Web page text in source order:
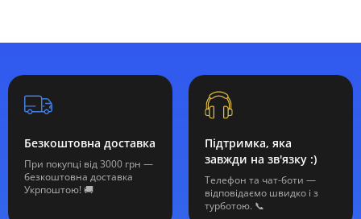
Безкоштовна доставка
При покупці від 3000 грн —
безкоштовна доставка
Укрпоштою! 🚚
Підтримка, яка
завжди на зв'язку :)
Телефон та чат-боти —
відповідаємо швидко і з
турботою. 📞